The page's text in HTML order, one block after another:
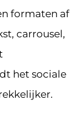
formaten af
carrousel,
het sociale